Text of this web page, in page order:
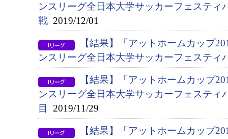
ンスリーグ全日本大学サッカーフェスティ
戦 2019/12/01
【結果】「アットホームカップ
ンスリーグ全日本大学サッカーフェスティ
【結果】「アットホームカップ
ンスリーグ全日本大学サッカーフェスティ
目
2019/11/29
【結果】「アットホームカップ